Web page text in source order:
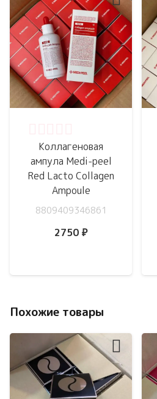
Коллагеновая
ампула Medi-peel
Red Lacto Collagen
Ampoule
8809409346861
2750 ₽
Похожие товары